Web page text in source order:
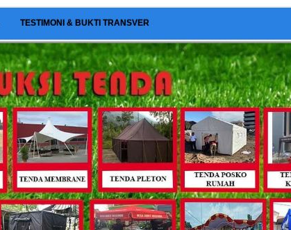
TESTIMONI & BUKTI TRANSVER